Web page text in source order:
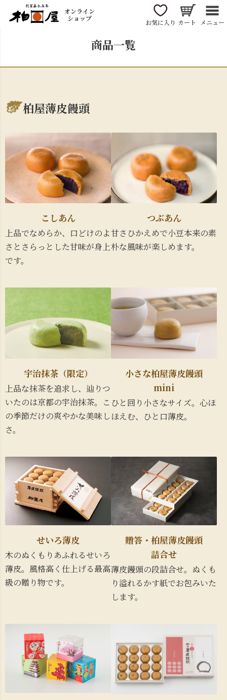
オンライン
ショップ
お気に入り カート メニュー
商品一覧
柏屋薄皮饅頭
こしあん
上品でなめらか、口どけのよ
さとさらっとした甘味が身上
です。
つぶあん
甘さひかえめで小豆本来の素
朴な風味が楽しめます。
宇治抹茶（限定）
上品な抹茶を追求し、辿りつ
いたのは京都の宇治抹茶。こ
の季節だけの爽やかな美味し
さ。
小さな柏屋薄皮饅頭
mini
ひと回り小さなサイズ。心ほ
ほえむ、ひと口薄皮。
せいろ薄皮
木のぬくもりあふれるせいろ
薄皮。風格高く仕上げる最高
級の贈り物です。
贈答・柏屋薄皮饅頭
詰合せ
薄皮饅頭の段詰合せ。ぬくも
り溢れるかす紙でお包みいた
します。